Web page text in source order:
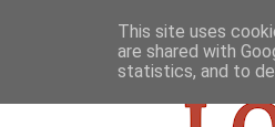
This site uses
are shared with
statistics, and to